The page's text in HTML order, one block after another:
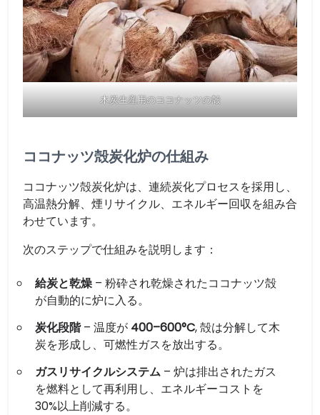
木炭生産用のココナッツの殻
ココナッツ殻炭化炉の仕組み
ココナッツ殻炭化炉は、連続炭化プロセスを採用し、
高温熱分解、煙リサイクル、エネルギー回収を組み合
わせています。
次のステップで仕組みを説明します：
給炭と乾燥 – 粉砕され乾燥されたココナッツ殻
が自動的に炉に入る。
炭化段階– 温度が 400–600°C, 殻は分解して木
炭を形成し、可燃性ガスを放出する。
ガスリサイクルシステム – 炉は排出されたガス
を燃料として再利用し、エネルギーコストを
30%以上削減する。